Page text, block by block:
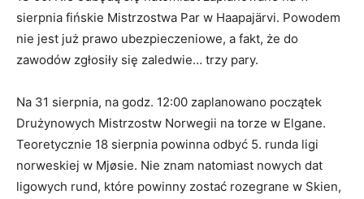
sierpnia fińskie Mistrzostwa Par w Haapajärvi. Powodem
nie jest już prawo ubezpieczeniowe, a fakt, że do
zawodów zgłosiły się zaledwie… trzy pary.
Na 31 sierpnia, na godz. 12:00 zaplanowano początek
Drużynowych Mistrzostw Norwegii na torze w Elgane.
Teoretycznie 18 sierpnia powinna odbyć 5. runda ligi
norweskiej w Mjøsie. Nie znam natomiast nowych dat
ligowych rund, które powinny zostać rozegrane w Skien,